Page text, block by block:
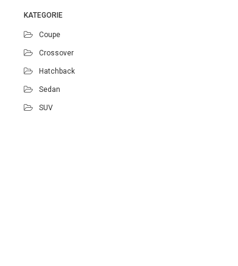
KATEGORIE
Coupe
Crossover
Hatchback
Sedan
SUV